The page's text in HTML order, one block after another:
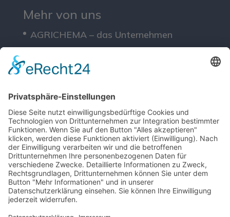
Mehr von uns
AGRICHEMA – das Unternehmen
Downloads
Rechtliches
Impressum
Datenschutz